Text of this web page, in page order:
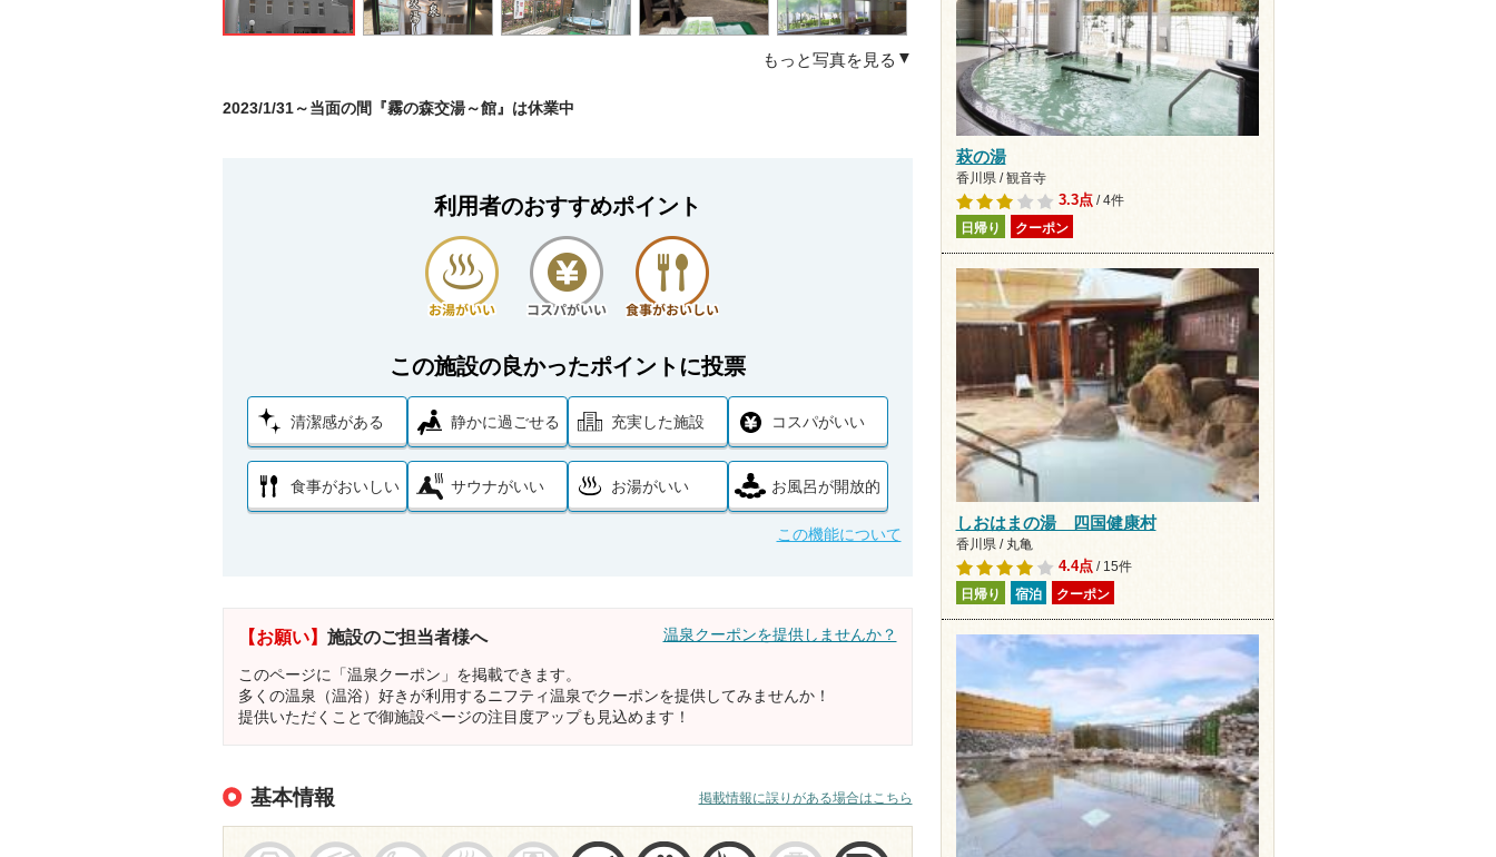
もっと写真を見る
2023/1/31～当面の間『霧の森交湯～館』は休業中
利用者のおすすめポイント
この施設の良かったポイントに投票
清潔感がある 静かに過ごせる 充実した施設 コスパがいい
食事がおいしい サウナがいい お湯がいい お風呂が開放的
この機能について
【お願い】 施設のご担当者様へ 温泉クーポンを提供しませんか？
このページに「温泉クーポン」を掲載できます。
多くの温泉（温浴）好きが利用するニフティ温泉でクーポンを提供してみませんか！
提供いただくことで御施設ページの注目度アップも見込めます！
基本情報 掲載情報に誤りがある場合はこちら
萩の湯
香川県 / 観音寺
3.3点/ 4件
日帰り クーポン
しおはまの湯 四国健康村
香川県 / 丸亀
4.4点/ 15件
日帰り 宿泊 クーポン